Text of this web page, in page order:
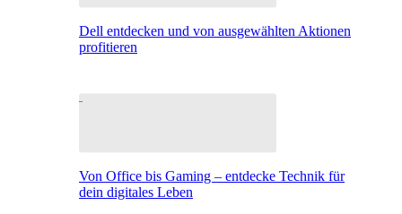
Dell entdecken und von ausgewählten Aktionen
profitieren
Von Office bis Gaming – entdecke Technik für
dein digitales Leben